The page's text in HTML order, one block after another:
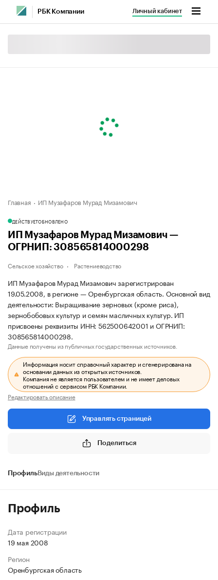
РБК Компании Личный кабинет
Главная ИП Музафаров Мурад Мизамович
ДЕЙСТВУЕТОБНОВЛЕНО
ИП Музафаров Мурад Мизамович —
ОГРНИП: 308565814000298
Сельское хозяйство Растениеводство
ИП Музафаров Мурад Мизамович зарегистрирован
19.05.2008, в регионе — Оренбургская область. Основной вид
деятельности: Выращивание зерновых (кроме риса),
зернобобовых культур и семян масличных культур. ИП
присвоены реквизиты ИНН: 562500642001 и ОГРНИП:
308565814000298.
Данные получены из публичных государственных источников.
Информация носит справочный характер и сгенерирована на
основании данных из открытых источников.
Компания не является пользователем и не имеет деловых
отношений с сервисом РБК Компании.
Редактировать описание
Управлять страницей
Поделиться
ПрофильВиды деятельности
Профиль
Дата регистрации
19 мая 2008
Регион
Оренбургская область